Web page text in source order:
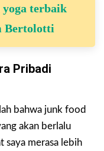
terbaik
Bertolotti
Pribadi
bahwa junk food
akan berlalu
saya merasa lebih